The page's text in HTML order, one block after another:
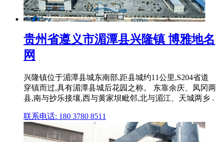
贵州省遵义市湄潭县兴隆镇 博雅地名
网
兴隆镇位于湄潭县城东南部,距县城约11公里,S204省道
穿镇而过,具有湄潭县城后花园之称。 东靠余庆、凤冈两
县,南与抄乐接壤,西与黄家坝毗邻,北与湄江、天城两乡 .
联系电话: 180 3780 8511